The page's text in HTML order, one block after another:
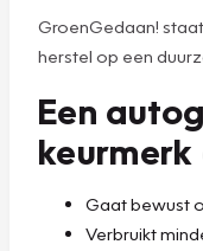
GroenGedaan!
herstel op een
Een
Gaat bewust
Verbruikt